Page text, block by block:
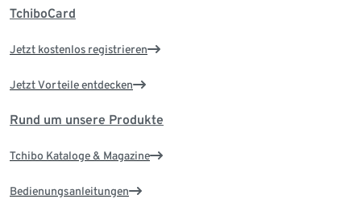
TchiboCard
Jetzt kostenlos registrieren
Jetzt Vorteile entdecken
Rund um unsere Produkte
Tchibo Kataloge & Magazine
Bedienungsanleitungen